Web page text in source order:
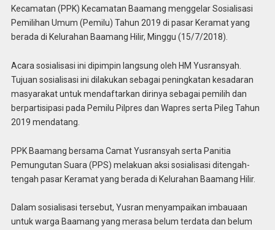
Kecamatan (PPK) Kecamatan Baamang menggelar Sosialisasi
Pemilihan Umum (Pemilu) Tahun 2019 di pasar Keramat yang
berada di Kelurahan Baamang Hilir, Minggu (15/7/2018).
Acara sosialisasi ini dipimpin langsung oleh HM Yusransyah.
Tujuan sosialisasi ini dilakukan sebagai peningkatan kesadaran
masyarakat untuk mendaftarkan dirinya sebagai pemilih dan
berpartisipasi pada Pemilu Pilpres dan Wapres serta Pileg Tahun
2019 mendatang.
PPK Baamang bersama Camat Yusransyah serta Panitia
Pemungutan Suara (PPS) melakuan aksi sosialisasi ditengah-
tengah pasar Keramat yang berada di Kelurahan Baamang Hilir.
Dalam sosialisasi tersebut, Yusran menyampaikan imbauaan
untuk warga Baamang yang merasa belum terdata dan belum